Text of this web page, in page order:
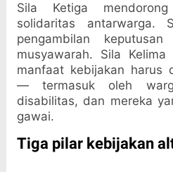
Sila Ketiga
solidaritas antarwarga.
pengambilan
musyawarah. Sila
manfaat kebijakan harus
— termasuk oleh
disabilitas, dan mereka
gawai.
Tiga pilar kebijakan